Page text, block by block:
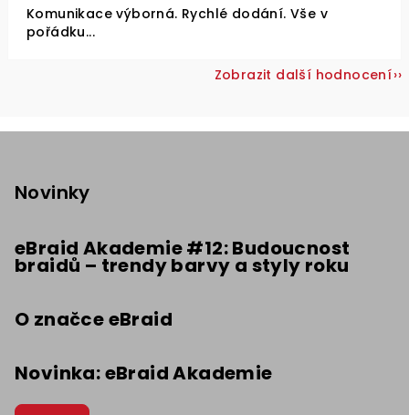
Komunikace výborná. Rychlé dodání. Vše v
pořádku...
Zobrazit další hodnocení
Novinky
eBraid Akademie #12: Budoucnost
braidů – trendy barvy a styly roku
O značce eBraid
Novinka: eBraid Akademie